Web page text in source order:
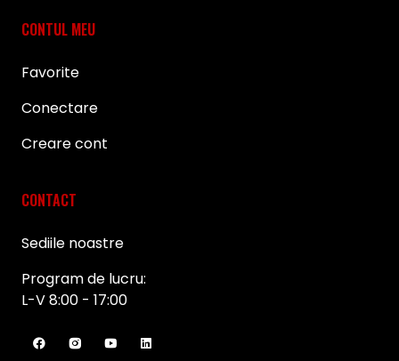
CONTUL MEU
Favorite
Conectare
Creare cont
CONTACT
Sediile noastre
Program de lucru:
L-V 8:00 - 17:00